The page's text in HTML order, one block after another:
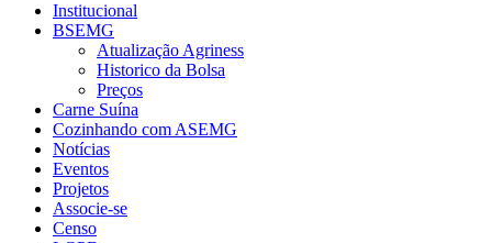
Institucional
BSEMG
Atualização Agriness
Historico da Bolsa
Preços
Carne Suína
Cozinhando com ASEMG
Notícias
Eventos
Projetos
Associe-se
Censo